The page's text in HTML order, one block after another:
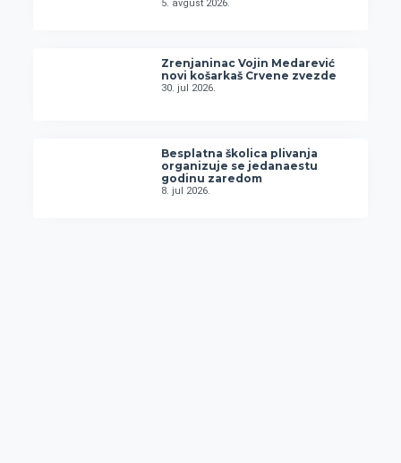
5. avgust 2026.
Zrenjaninac Vojin Medarević
novi košarkaš Crvene zvezde
30. jul 2026.
Besplatna školica plivanja
organizuje se jedanaestu
godinu zaredom
8. jul 2026.